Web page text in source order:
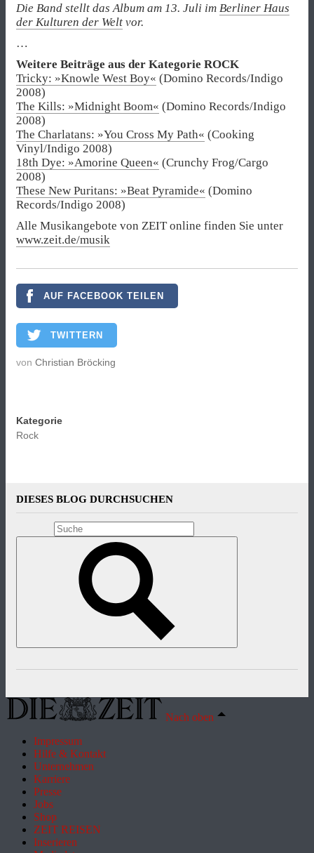
Die Band stellt das Album am 13. Juli im Berliner Haus
der Kulturen der Welt vor.
…
Weitere Beiträge aus der Kategorie ROCK
Tricky: »Knowle West Boy« (Domino Records/Indigo
2008)
The Kills: »Midnight Boom« (Domino Records/Indigo
2008)
The Charlatans: »You Cross My Path« (Cooking
Vinyl/Indigo 2008)
18th Dye: »Amorine Queen« (Crunchy Frog/Cargo
2008)
These New Puritans: »Beat Pyramide« (Domino
Records/Indigo 2008)
Alle Musikangebote von ZEIT online finden Sie unter
www.zeit.de/musik
AUF FACEBOOK TEILEN
TWITTERN
von Christian Bröcking
Kategorie
Rock
DIESES BLOG DURCHSUCHEN
Nach oben
Impressum
Hilfe & Kontakt
Unternehmen
Karriere
Presse
Jobs
Shop
ZEIT REISEN
Inserieren